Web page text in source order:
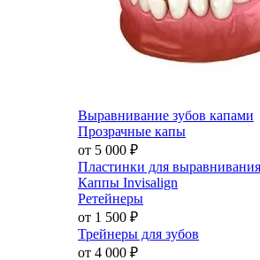
Выравнивание зубов капами
Прозрачные капы
от 5 000 ₽
Пластинки для
Каппы Invisalign
Ретейнеры
от 1 500 ₽
Трейнеры для зубов
от 4 000 ₽